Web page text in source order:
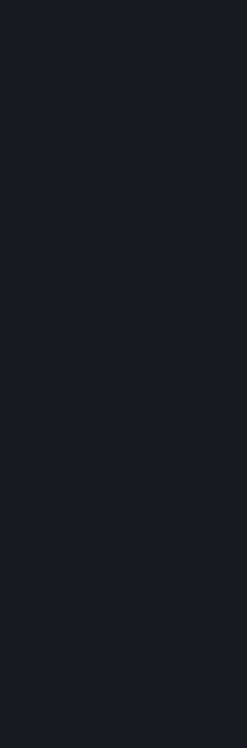
Пуфгриб — единственные грибы
которым не могут нанести урон
Зомби-горохомёт, даже если он
Солнцегриб ненавидит Солнце.
когда оно вырабатывается
не просто не переносит его.